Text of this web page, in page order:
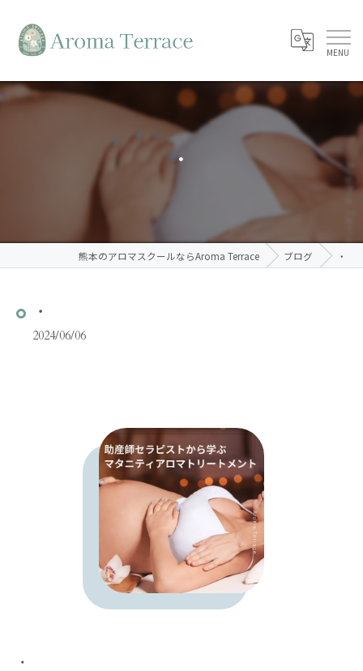
・
熊本のアロマスクールならAroma Terrace ブログ ・
・
2024/06/06
・